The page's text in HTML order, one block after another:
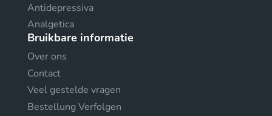
Antidepressiva
Analgetica
Bruikbare informatie
Over ons
Contact
Veel gestelde vragen
Bestellung Verfolgen